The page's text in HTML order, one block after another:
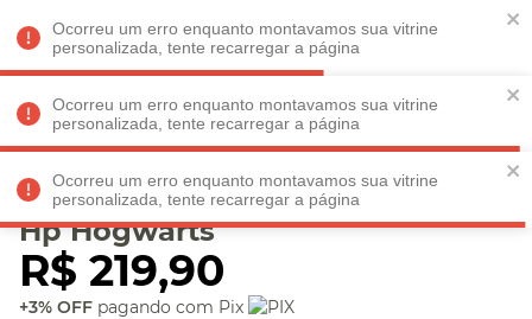
Ocorreu um erro enquanto montavamos sua vitrine
personalizada, tente recarregar a página
Ocorreu um erro enquanto montavamos sua vitrine
personalizada, tente recarregar a página
Ocorreu um erro enquanto montavamos sua vitrine
personalizada, tente recarregar a página
Faltam REGULAMENTO
Veja produtos perto de você! Informe seu CEP
Planner Permanente Imãs
Hp Hogwarts
R$ 219,90
+3% OFF pagando com Pix